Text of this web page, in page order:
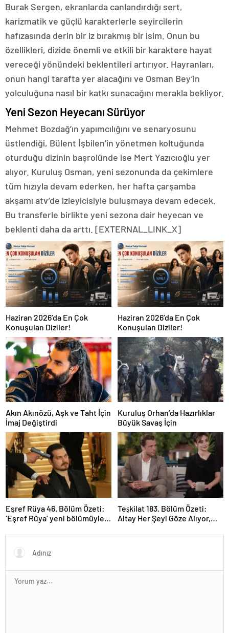
Burak Sergen, ekranlarda canlandırdığı sert,
karizmatik ve güçlü karakterlerle seyircilerin
hafızasında derin bir iz bırakmış bir isim. Onun bu
özellikleri, dizide önemli ve etkili bir karaktere hayat
vereceği yönündeki beklentileri artırıyor. Hayranları,
onun hangi tarafta yer alacağını ve Osman Bey’in
yolculuğuna nasıl bir katkı sunacağını merakla bekliyor.
Yeni Sezon Heyecanı Sürüyor
Mehmet Bozdağ’ın yapımcılığını ve senaryosunu
üstlendiği, Bülent İşbilen’in yönetmen koltuğunda
oturduğu dizinin başrolünde ise Mert Yazıcıoğlu yer
alıyor. Kuruluş Osman, yeni sezonunda da çekimlere
tüm hızıyla devam ederken, her hafta çarşamba
akşamı atv’de izleyicisiyle buluşmaya devam edecek.
Bu transferle birlikte yeni sezona dair heyecan ve
beklenti daha da arttı. [EXTERNAL_LINK_X]
Haziran 2026’da En Çok
Konuşulan Diziler!
Haziran 2026’da En Çok
Konuşulan Diziler!
Akın Akınözü, Aşk ve Taht İçin
İmaj Değiştirdi
Kuruluş Orhan’da Hazırlıklar
Büyük Savaş İçin
Eşref Rüya 46. Bölüm Özeti:
‘Eşref Rüya’ yeni bölümüyle
Teşkilat 183. Bölüm Özeti:
Altay Her Şeyi Göze Alıyor,